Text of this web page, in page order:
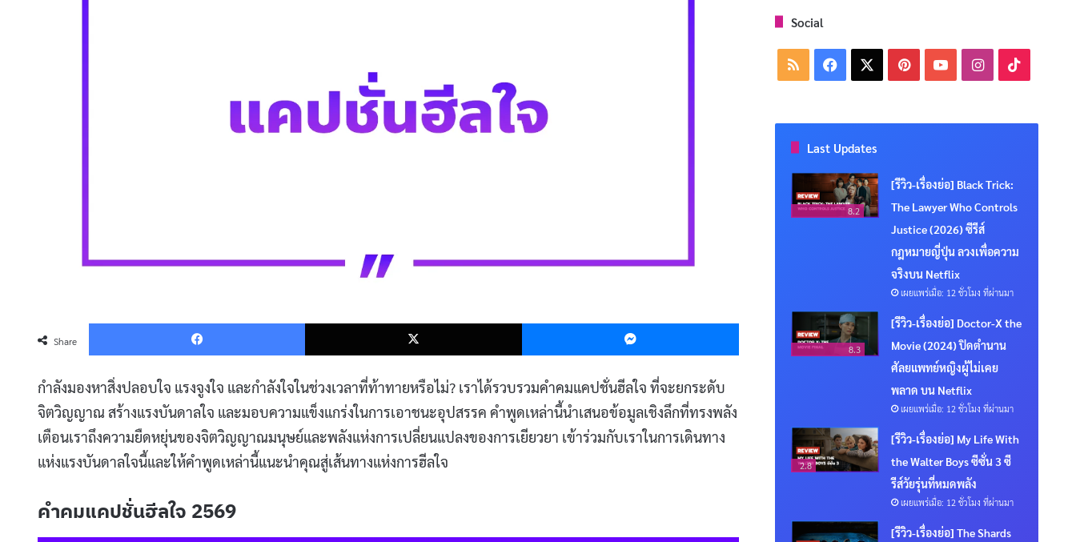
Share
Facebook X Messenger
กำลังมองหาสิ่งปลอบใจ แรงจูงใจ และกำลังใจในช่วงเวลาที่ท้าทายหรือไม่? เราได้รวบรวมคำคมแคปชั่นฮีลใจ ที่จะยกระดับ
จิตวิญญาณ สร้างแรงบันดาลใจ และมอบความแข็งแกร่งในการเอาชนะอุปสรรค คำพูดเหล่านี้นำเสนอข้อมูลเชิงลึกที่ทรงพลัง
เตือนเราถึงความยืดหยุ่นของจิตวิญญาณมนุษย์และพลังแห่งการเปลี่ยนแปลงของการเยียวยา เข้าร่วมกับเราในการเดินทาง
แห่งแรงบันดาลใจนี้และให้คำพูดเหล่านี้แนะนำคุณสู่เส้นทางแห่งการฮีลใจ
คำคมแคปชั่นฮีลใจ 2569
Social
RSS Facebook PinterestYouTubeInstagram
Last Updates
8.2
[รีวิว-เรื่องย่อ] Black Trick:
The Lawyer Who Controls
Justice (2026) ซีรีส์
กฎหมายญี่ปุ่น ลวงเพื่อความ
จริงบน Netflix
เผยแพร่เมื่อ: 12 ชั่วโมง ที่ผ่านมา
8.3
[รีวิว-เรื่องย่อ] Doctor-X the
Movie (2024) ปิดตำนาน
ศัลยแพทย์หญิงผู้ไม่เคย
พลาด บน Netflix
เผยแพร่เมื่อ: 12 ชั่วโมง ที่ผ่านมา
2.8
[รีวิว-เรื่องย่อ] My Life With
the Walter Boys ซีซั่น 3 ซี
รีส์วัยรุ่นที่หมดพลัง
เผยแพร่เมื่อ: 12 ชั่วโมง ที่ผ่านมา
[รีวิว-เรื่องย่อ] The Shards